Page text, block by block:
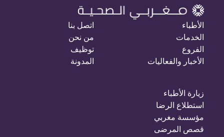
الأطباء
الخدمات
الفروع
الأخبار والفعاليات
اتصل بنا
من نحن
توظيف
المدونة
زيارة الأطباء
استطلاع الرضا
مؤسسة مغربي
قصص المرضى